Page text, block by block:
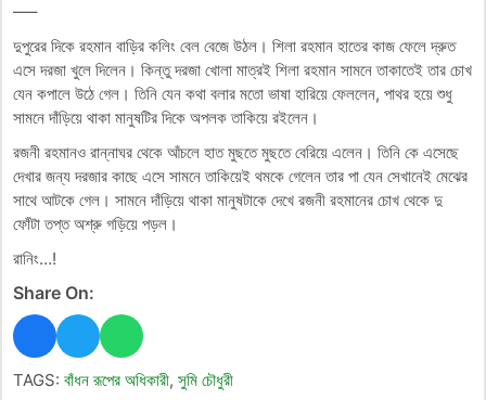
—–
দুপুরের দিকে রহমান বাড়ির কলিং বেল বেজে উঠল। শিলা রহমান হাতের কাজ ফেলে দ্রুত
এসে দরজা খুলে দিলেন। কিন্তু দরজা খোলা মাত্রই শিলা রহমান সামনে তাকাতেই তার চোখ
যেন কপালে উঠে গেল। তিনি যেন কথা বলার মতো ভাষা হারিয়ে ফেললেন, পাথর হয়ে শুধু
সামনে দাঁড়িয়ে থাকা মানুষটির দিকে অপলক তাকিয়ে রইলেন।
রজনী রহমানও রান্নাঘর থেকে আঁচলে হাত মুছতে মুছতে বেরিয়ে এলেন। তিনি কে এসেছে
দেখার জন্য দরজার কাছে এসে সামনে তাকিয়েই থমকে গেলেন তার পা যেন সেখানেই মেঝের
সাথে আটকে গেল। সামনে দাঁড়িয়ে থাকা মানুষটাকে দেখে রজনী রহমানের চোখ থেকে দু
ফোঁটা তপ্ত অশ্রু গড়িয়ে পড়ল।
রানিং…!
Share On:
TAGS: বাঁধন রূপের অধিকারী, সুমি চৌধুরী